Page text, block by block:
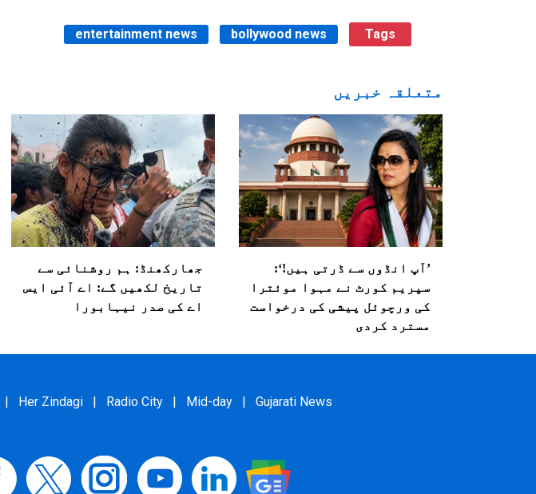
entertainment news bollywood news Tags
متعلقہ خبریں
’آپ انڈوں سے ڈرتی ہیں!‘:
سپریم کورٹ نے مہوا موئترا
کی ورچوئل پیشی کی درخواست
مسترد کردی
جھارکھنڈ: ہم روشنائی سے
تاریخ لکھیں گے: اے آئی ایس
اے کی صدر نیہابورا
| Her Zindagi | Radio City | Mid-day | Gujarati News